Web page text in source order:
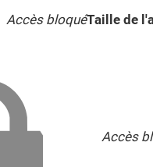
Accès bloquéTaille de
Accès